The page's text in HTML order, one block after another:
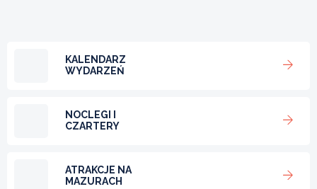
KALENDARZ
WYDARZEŃ
NOCLEGI I
CZARTERY
ATRAKCJE NA
MAZURACH